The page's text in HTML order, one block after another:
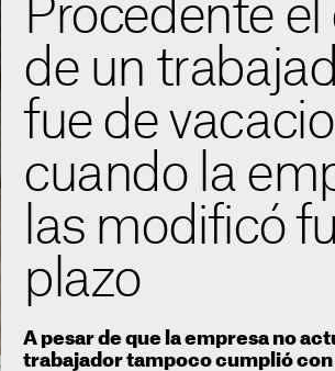
Procedente
de un
fue de
cuando la
las modificó
plazo
A pesar de que la empresa no
trabajador tampoco cumplió